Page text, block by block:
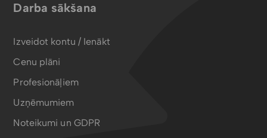
Darba sākšana
Izveidot kontu / Ienākt
Cenu plāni
Profesionāļiem
Uzņēmumiem
Noteikumi un GDPR